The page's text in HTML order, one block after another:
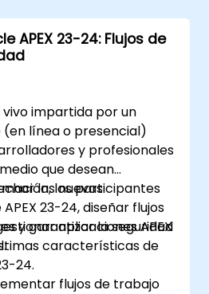
APEX 23-24: Flujos de
impartida por un
línea o presencial)
y profesionales
que desean
las nuevas
23-24, diseñar flujos
y garantizar la seguridad
los participantes
aplicaciones APEX
características de
24.
flujos de trabajo